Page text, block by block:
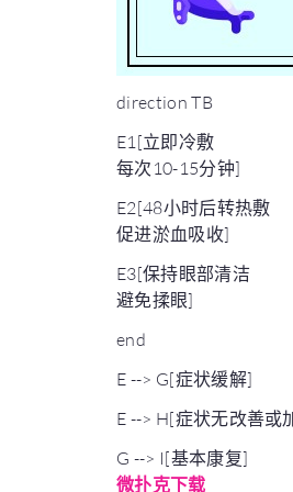
direction TB
E1[立即冷敷
每次10-15分钟]
E2[48小时后转热敷
促进淤血吸收]
E3[保持眼部清洁
避免揉眼]
end
E --> G[症状缓解]
E --> H[症状无改善或
G --> I[基本康复]
微扑克下载